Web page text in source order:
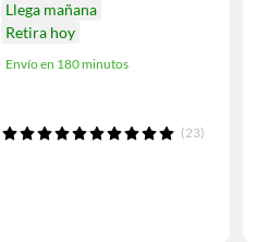
Llega mañana
Retira hoy
Envío en 180 minutos
(23)